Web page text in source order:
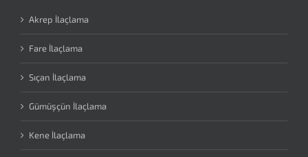
Akrep İlaçlama
Fare İlaçlama
Sıçan İlaçlama
Gümüşçün İlaçlama
Kene İlaçlama